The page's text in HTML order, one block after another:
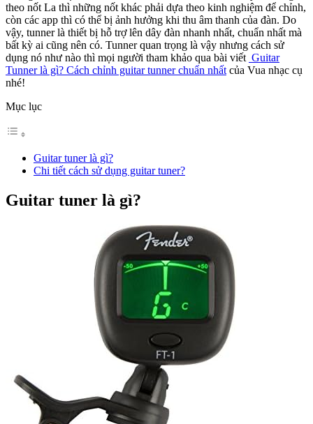
theo nốt La thì những nốt khác phải dựa theo kinh nghiệm để chỉnh,
còn các app thì có thể bị ảnh hưởng khi thu âm thanh của đàn. Do
vậy, tunner là thiết bị hỗ trợ lên dây đàn nhanh nhất, chuẩn nhất mà
bất kỳ ai cũng nên có. Tunner quan trọng là vậy nhưng cách sử
dụng nó như nào thì mọi người tham khảo qua bài viết Guitar
Tunner là gì? Cách chỉnh guitar tunner chuẩn nhất của Vua nhạc cụ
nhé!
Mục lục
Guitar tuner là gì?
Chi tiết cách sử dụng guitar tuner?
Guitar tuner là gì?